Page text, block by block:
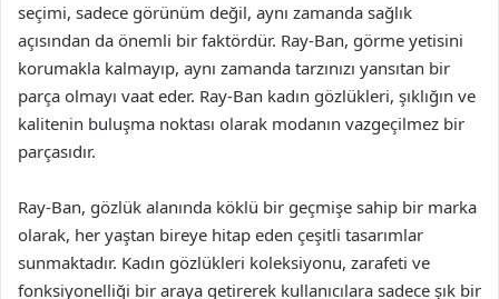
seçimi, sadece görünüm değil, aynı zamanda sağlık
açısından da önemli bir faktördür. Ray-Ban, görme yetisini
korumakla kalmayıp, aynı zamanda tarzınızı yansıtan bir
parça olmayı vaat eder. Ray-Ban kadın gözlükleri, şıklığın ve
kalitenin buluşma noktası olarak modanın vazgeçilmez bir
parçasıdır.
Ray-Ban, gözlük alanında köklü bir geçmişe sahip bir marka
olarak, her yaştan bireye hitap eden çeşitli tasarımlar
sunmaktadır. Kadın gözlükleri koleksiyonu, zarafeti ve
fonksiyonelliği bir araya getirerek kullanıcılara sadece şık bir